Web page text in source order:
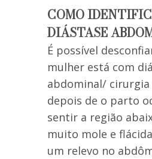
COMO
DIÁSTASE
É possível
mulher está com
abdominal/
depois de o parto
sentir a região
muito mole e
um relevo no